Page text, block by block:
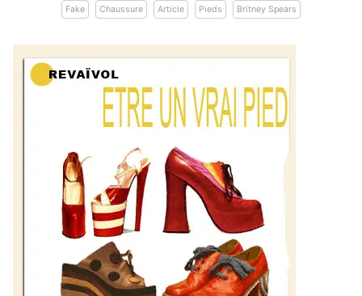
Fake Chaussure Article Pieds Britney Spears